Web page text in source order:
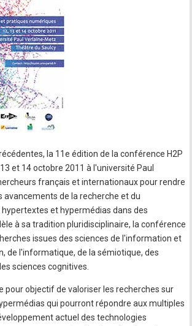
la 11e édition de la conférence H2P
et 14 octobre 2011 à l'université Paul
français et internationaux pour rendre
avancements de la recherche et du
et hypermédias dans des
à sa tradition pluridisciplinaire, la conférence
issues des sciences de l'information et
de l'informatique, de la sémiotique, des
sciences cognitives.
pour objectif de valoriser les recherches sur
qui pourront répondre aux multiples
actuel des technologies